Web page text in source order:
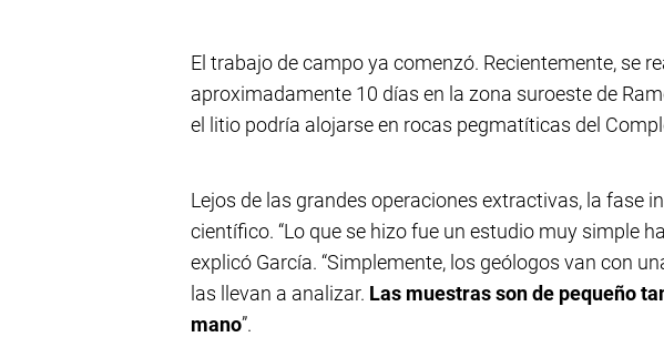
El trabajo de campo ya comenzó. Recientemente, se
aproximadamente 10 días en la zona suroeste de
el litio podría alojarse en rocas pegmatíticas del
Lejos de las grandes operaciones extractivas, la fase
científico. “Lo que se hizo fue un estudio muy simple
explicó García. “Simplemente, los geólogos van con
las llevan a analizar. Las muestras son de pequeño
mano”.